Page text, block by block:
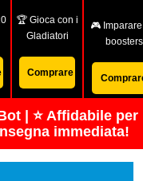
🏆 Gioca con i
Gladiatori
Comprare
🎮
boosters
| ⭐ Affidabile per
immediata!